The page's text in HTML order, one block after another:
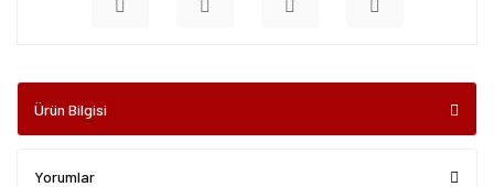
Ürün Bilgisi
Yorumlar